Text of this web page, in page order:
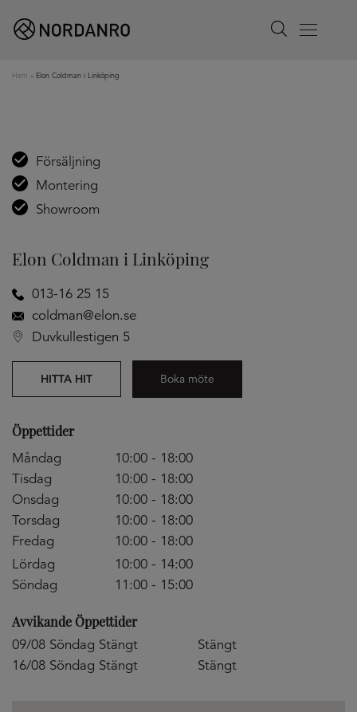
Search
Menu
Hem » Elon Coldman i Linköping
Försäljning
Montering
Showroom
Elon Coldman i Linköping
013-16 25 15
coldman@elon.se
Duvkullestigen 5
HITTA HIT Boka möte
Öppettider
Måndag
10:00 - 18:00
Tisdag
10:00 - 18:00
Onsdag
10:00 - 18:00
Torsdag
10:00 - 18:00
Fredag
10:00 - 18:00
Lördag
10:00 - 14:00
Söndag
11:00 - 15:00
Avvikande Öppettider
09/08 Söndag Stängt
Stängt
16/08 Söndag Stängt
Stängt